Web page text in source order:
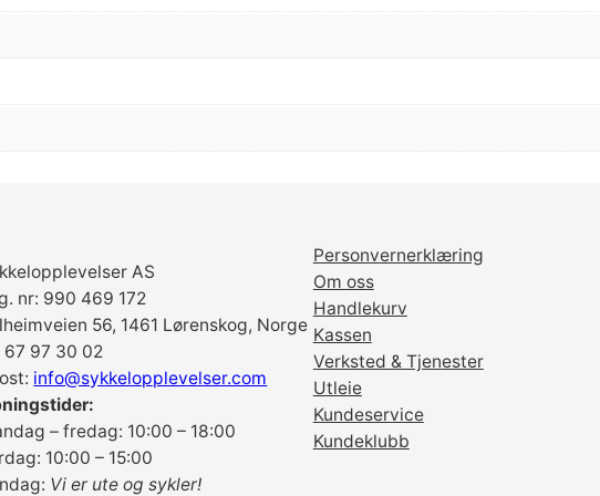
4
T
0
9
6
AS
nr: 990 469 172
56, 1461 Lørenskog, Norge
67 97 30 02
info@sykkelopplevelser.com
– fredag: 10:00 – 18:00
10:00 – 15:00
Vi er ute og sykler!
Personvernerklæring
Om oss
Handlekurv
Kassen
Verksted & Tjenester
Utleie
Kundeservice
Kundeklubb